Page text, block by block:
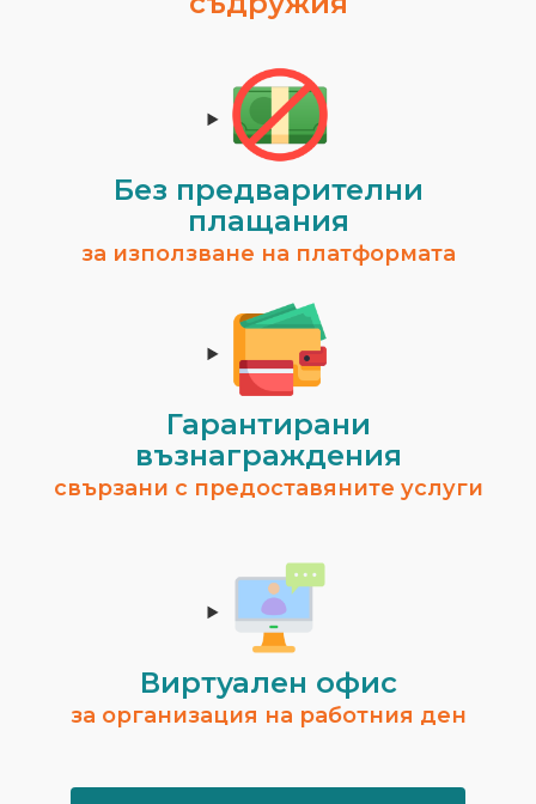
Без предварителни
плащания
за използване на платформата
Гарантирани
възнаграждения
свързани с предоставяните услуги
Виртуален офис
за организация на работния ден